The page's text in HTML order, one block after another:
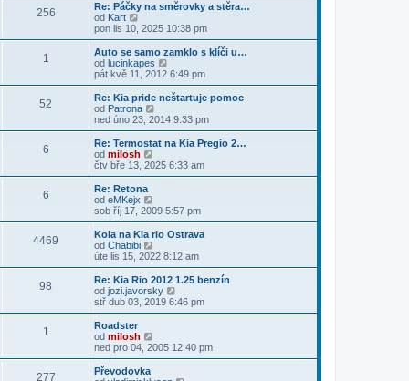
e
k
s
ě
v
e
k
í
ř
í
s
p
ě
v
e
k
l
d
n
í
p
ř
í
s
p
ě
v
e
k
p
s
l
e
d
n
í
p
ř
í
s
p
ě
v
e
k
r
z
p
o
s
e
d
n
í
p
í
s
v
e
k
256
Re: Páčky na směrovky a stěra…
od Kart
o
b
r
a
z
i
t
p
o
s
e
d
n
í
p
ř
í
s
p
ě
v
e
k
pon lis 10, 2025 10:38 pm
1
Auto se samo zamklo s klíči u…
od lucinkapes
o
b
r
z
p
o
s
n
í
p
í
s
p
ě
v
e
pát kvě 11, 2012 6:49 pm
52
Re: Kia pride neštartuje pomoc
od Patrona
o
b
r
z
o
s
e
n
í
p
ř
í
s
v
e
ned úno 23, 2014 9:33 pm
6
Re: Termostat na Kia Pregio 2…
od milosh
o
b
z
t
p
o
s
e
d
n
í
í
s
čtv bře 13, 2025 6:33 am
6
Re: Retona
od eMKejx
o
b
r
z
t
p
o
s
n
í
sob říj 17, 2009 5:57 pm
4469
Kola na Kia rio Ostrava
od Chabibi
o
b
r
a
z
o
s
úte lis 15, 2022 8:12 am
98
Re: Kia Rio 2012 1.25 benzín
od jozi.javorsky
o
b
z
p
stř dub 03, 2019 6:46 pm
1
Roadster
od milosh
o
b
a
ned pro 04, 2005 12:40 pm
277
Převodovka